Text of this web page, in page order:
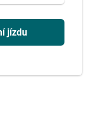
jízdu